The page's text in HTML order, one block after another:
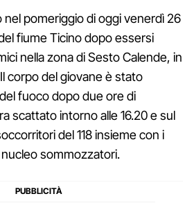
pomeriggio di oggi venerdì 26
fiume Ticino dopo essersi
nella zona di Sesto Calende, in
corpo del giovane è stato
fuoco dopo due ore di
scattato intorno alle 16.20 e sul
del 118 insieme con i
sommozzatori.